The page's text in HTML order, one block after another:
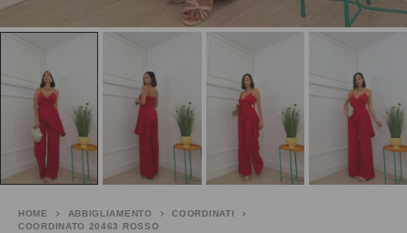
HOME ABBIGLIAMENTO
COORDINATI
COORDINATO 20463 ROSSO